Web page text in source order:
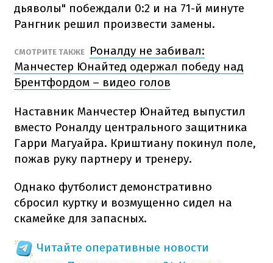
дьяволы" побеждали 0:2 и на 71-й минуте
Рангник решил произвести замены.
СМОТРИТЕ ТАКЖЕ
Роналду не забивал:
Манчестер Юнайтед одержал победу над
Брентфордом – видео голов
Наставник Манчестер Юнайтед выпустил
вместо Роналду центрального защитника
Гарри Магуайра. Криштиану покинул поле,
пожав руку партнеру и тренеру.
Однако футболист демонстративно
сбросил куртку и возмущенно сидел на
скамейке для запасных.
Читайте оперативные новости